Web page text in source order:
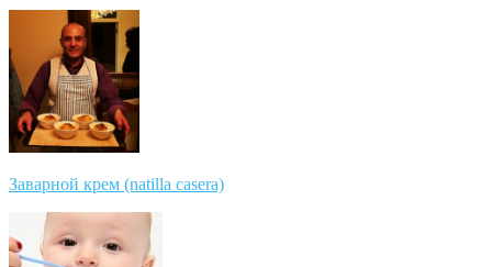
Заварной крем (natilla casera)